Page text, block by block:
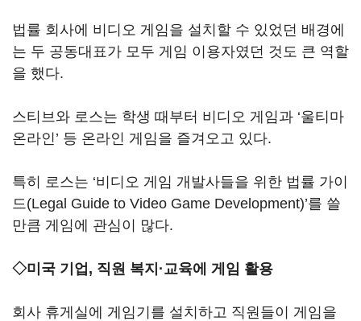
법률 회사에 비디오 게임을 설치할 수 있었던 배경에
는 두 공동대표가 모두 게임 이용자였던 것도 큰 역할
을 했다.
스티브와 로스는 학생 때부터 비디오 게임과 ‘울티마
온라인’ 등 온라인 게임을 즐겨오고 있다.
특히 로스는 ‘비디오 게임 개발사들을 위한 법률 가이
드(Legal Guide to Video Game Development)’를 쓸
만큼 게임에 관심이 많다.
◇미국 기업, 직원 복지·교육에 게임 활용
회사 휴게실에 게임기를 설치하고 직원들이 게임을